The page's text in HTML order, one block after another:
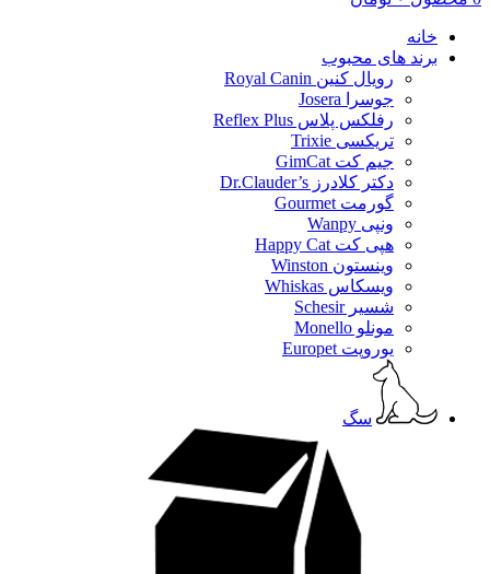
خانه
برند های محبوب
رویال کنین Royal Canin
جوسرا Josera
رفلکس پلاس Reflex Plus
تریکسی Trixie
جیم کت GimCat
دکتر کلادرز Dr.Clauder’s
گورمت Gourmet
ونپی Wanpy
هپی کت Happy Cat
وینستون Winston
ویسکاس Whiskas
شسیر Schesir
مونلو Monello
یوروپت Europet
سگ